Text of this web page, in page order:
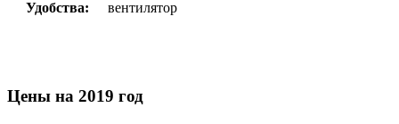
Удобства: вентилятор
Цены на 2019 год